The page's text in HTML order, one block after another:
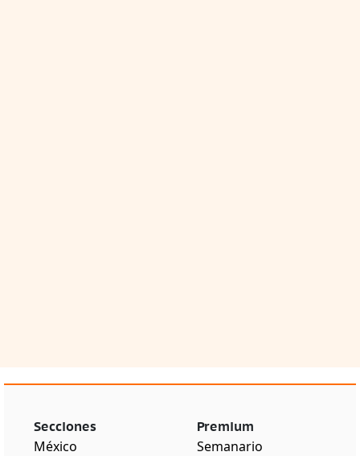
Secciones
México
Premium
Semanario